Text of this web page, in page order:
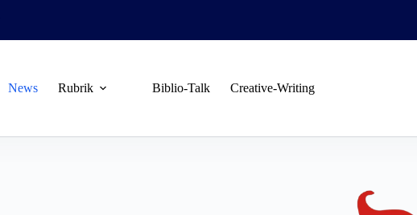
News Rubrik Biblio-Talk Creative-Writing